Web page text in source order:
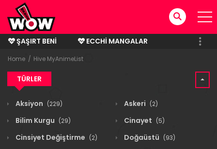
ŞAŞIRT BENI
ECCHI MANGALAR
BITMIŞ MANGALAR
Home Hive MyAnimeList
TÜRLER
Aksiyon (229) Askeri (2)
Bilim Kurgu (29) Cinayet (5)
Cinsiyet Değiştirme (2) Doğaüstü (93)